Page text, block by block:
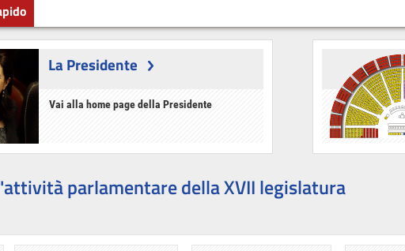
La Presidente
Vai alla home page della Presidente
parlamentare della XVII legislatura